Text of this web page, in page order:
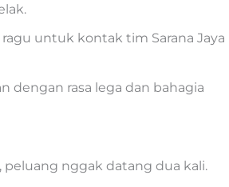
untuk kontak tim Sarana Jaya
dengan rasa lega dan bahagia
nggak datang dua kali.